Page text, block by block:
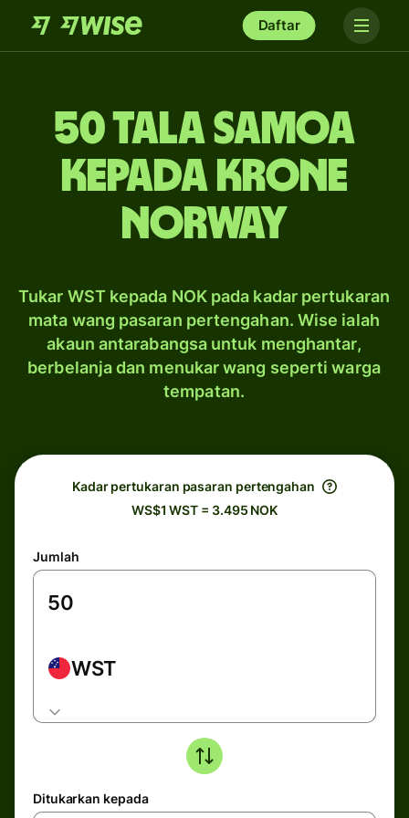
Daftar
50 tala Samoa
kepada krone
Norway
Tukar WST kepada NOK pada kadar pertukaran
mata wang pasaran pertengahan. Wise ialah
akaun antarabangsa untuk menghantar,
berbelanja dan menukar wang seperti warga
tempatan.
Kadar pertukaran pasaran pertengahan
WS$1 WST = 3.495 NOK
Jumlah
WST
Ditukarkan kepada